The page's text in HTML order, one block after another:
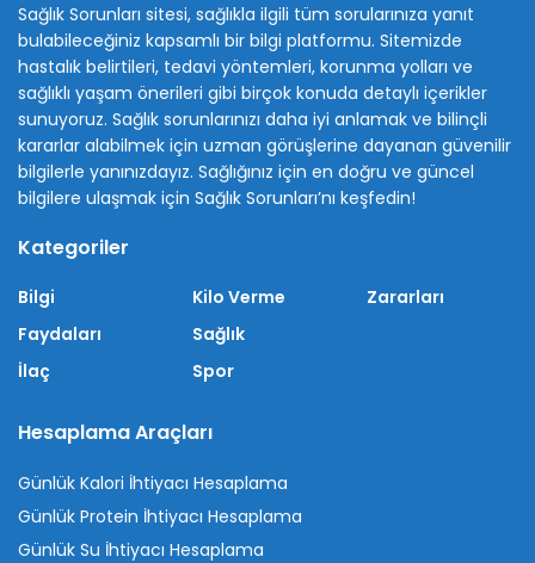
Sağlık Sorunları sitesi, sağlıkla ilgili tüm sorularınıza yanıt
bulabileceğiniz kapsamlı bir bilgi platformu. Sitemizde
hastalık belirtileri, tedavi yöntemleri, korunma yolları ve
sağlıklı yaşam önerileri gibi birçok konuda detaylı içerikler
sunuyoruz. Sağlık sorunlarınızı daha iyi anlamak ve bilinçli
kararlar alabilmek için uzman görüşlerine dayanan güvenilir
bilgilerle yanınızdayız. Sağlığınız için en doğru ve güncel
bilgilere ulaşmak için Sağlık Sorunları’nı keşfedin!
Kategoriler
Bilgi
Faydaları
İlaç
Kilo Verme
Sağlık
Spor
Zararları
Hesaplama Araçları
Günlük Kalori İhtiyacı Hesaplama
Günlük Protein İhtiyacı Hesaplama
Günlük Su İhtiyacı Hesaplama